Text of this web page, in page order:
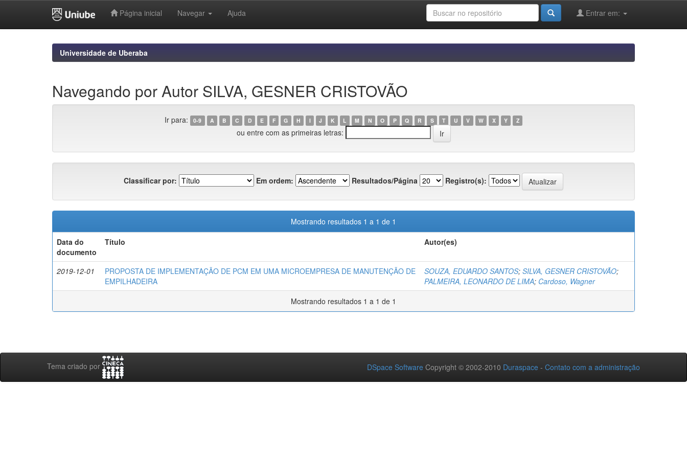
Página inicial Navegar Ajuda Entrar em:
Universidade de Uberaba
Navegando por Autor SILVA, GESNER CRISTOVÃO
Ir para: 0-9 A B C D E F G H I J K L M N O P Q R S T U V W X Y Z
ou entre com as primeiras letras:
Classificar por: Em ordem: Resultados/Página Registro(s):
Mostrando resultados 1 a 1 de 1
Data do
documento
Título Autor(es)
2019-12-01
PROPOSTA DE IMPLEMENTAÇÃO DE PCM EM UMA MICROEMPRESA DE MANUTENÇÃO DE
EMPILHADEIRA
SOUZA, EDUARDO SANTOS; SILVA, GESNER CRISTOVÃO;
PALMEIRA, LEONARDO DE LIMA; Cardoso, Wagner
Mostrando resultados 1 a 1 de 1
Tema criado por DSpace Software Copyright © 2002-2010 Duraspace - Contato com a administração